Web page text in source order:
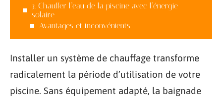
3. Chauffer l’eau de la piscine avec l’énergie
solaire
Avantages et inconvénients
Installer un système de chauffage transforme
radicalement la période d’utilisation de votre
piscine. Sans équipement adapté, la baignade